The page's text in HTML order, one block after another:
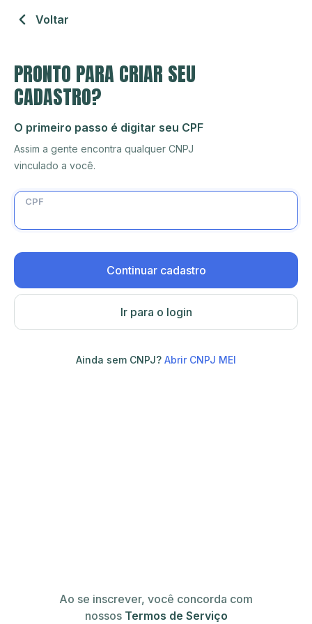
Voltar
PRONTO PARA CRIAR SEU
CADASTRO?
O primeiro passo é digitar seu CPF
Assim a gente encontra qualquer CNPJ
vinculado a você.
CPF
Continuar cadastro
Ir para o login
Ainda sem CNPJ? Abrir CNPJ MEI
Ao se inscrever, você concorda com
nossos Termos de Serviço